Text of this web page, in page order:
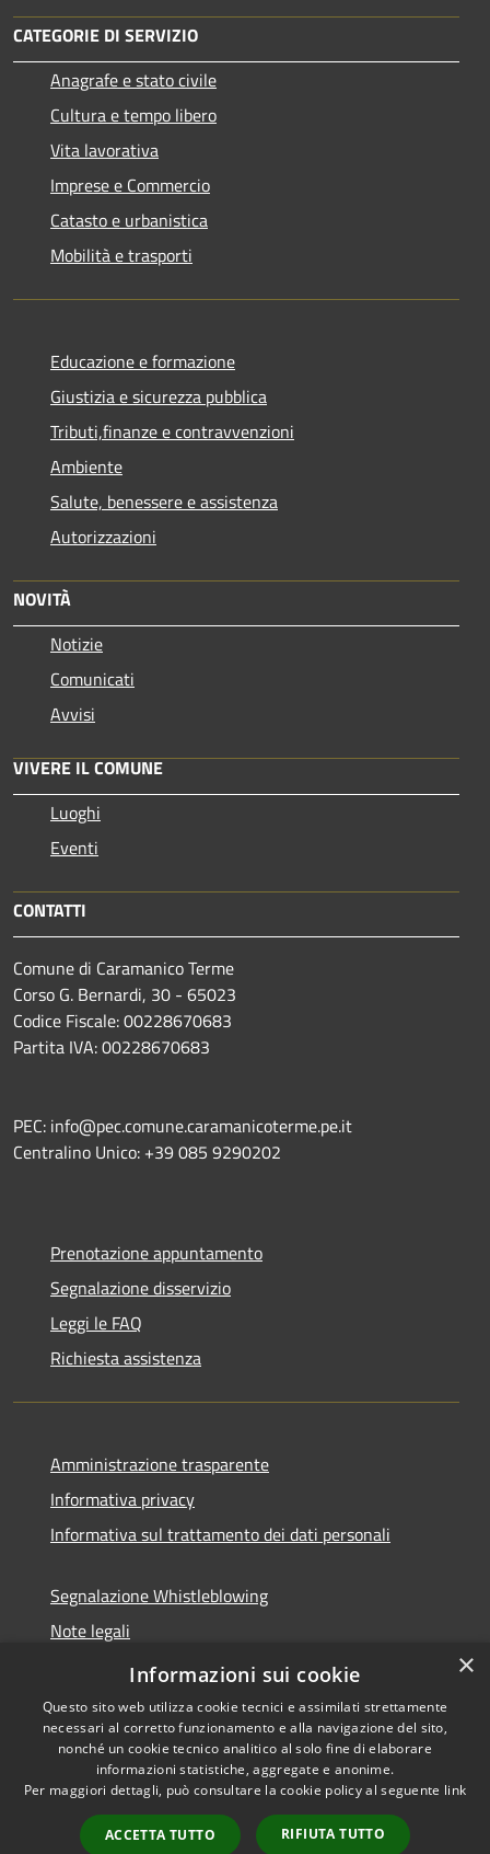
CATEGORIE DI SERVIZIO
Anagrafe e stato civile
Cultura e tempo libero
Vita lavorativa
Imprese e Commercio
Catasto e urbanistica
Mobilità e trasporti
Educazione e formazione
Giustizia e sicurezza pubblica
Tributi,finanze e contravvenzioni
Ambiente
Salute, benessere e assistenza
Autorizzazioni
NOVITÀ
Notizie
Comunicati
Avvisi
VIVERE IL COMUNE
Luoghi
Eventi
CONTATTI
Comune di Caramanico Terme
Corso G. Bernardi, 30 - 65023
Codice Fiscale: 00228670683
Partita IVA: 00228670683
PEC: info@pec.comune.caramanicoterme.pe.it
Centralino Unico: +39 085 9290202
Prenotazione appuntamento
Segnalazione disservizio
Leggi le FAQ
Richiesta assistenza
Amministrazione trasparente
Informativa privacy
Informativa sul trattamento dei dati personali
Segnalazione Whistleblowing
Note legali
Dichiarazione di accessibilità
Accessibilità
Copyright © 2026 • Comune di
Caramanico Terme • Powered
byMunicipium
Accesso
×
Informazioni sui cookie
Questo sito web utilizza cookie tecnici e assimilati strettamente
necessari al corretto funzionamento e alla navigazione del sito,
nonché un cookie tecnico analitico al solo fine di elaborare
informazioni statistiche, aggregate e anonime.
Per maggiori dettagli, può consultare la cookie policy al seguente link
ACCETTA TUTTO RIFIUTA TUTTO